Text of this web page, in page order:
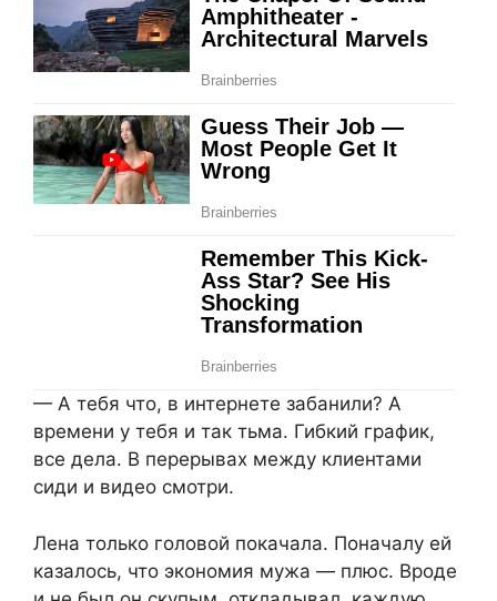
— А тебя что, в интернете забанили? А
времени у тебя и так тьма. Гибкий график,
все дела. В перерывах между клиентами
сиди и видео смотри.
Лена только головой покачала. Поначалу ей
казалось, что экономия мужа — плюс. Вроде